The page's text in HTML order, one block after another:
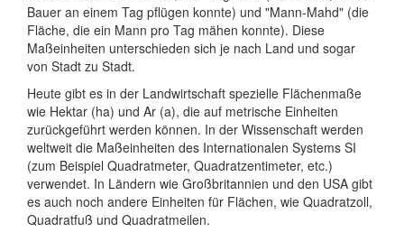
Bauer an einem Tag pflügen konnte) und "Mann-Mahd" (die
Fläche, die ein Mann pro Tag mähen konnte). Diese
Maßeinheiten unterschieden sich je nach Land und sogar
von Stadt zu Stadt.
Heute gibt es in der Landwirtschaft spezielle Flächenmaße
wie Hektar (ha) und Ar (a), die auf metrische Einheiten
zurückgeführt werden können. In der Wissenschaft werden
weltweit die Maßeinheiten des Internationalen Systems SI
(zum Beispiel Quadratmeter, Quadratzentimeter, etc.)
verwendet. In Ländern wie Großbritannien und den USA gibt
es auch noch andere Einheiten für Flächen, wie Quadratzoll,
Quadratfuß und Quadratmeilen.